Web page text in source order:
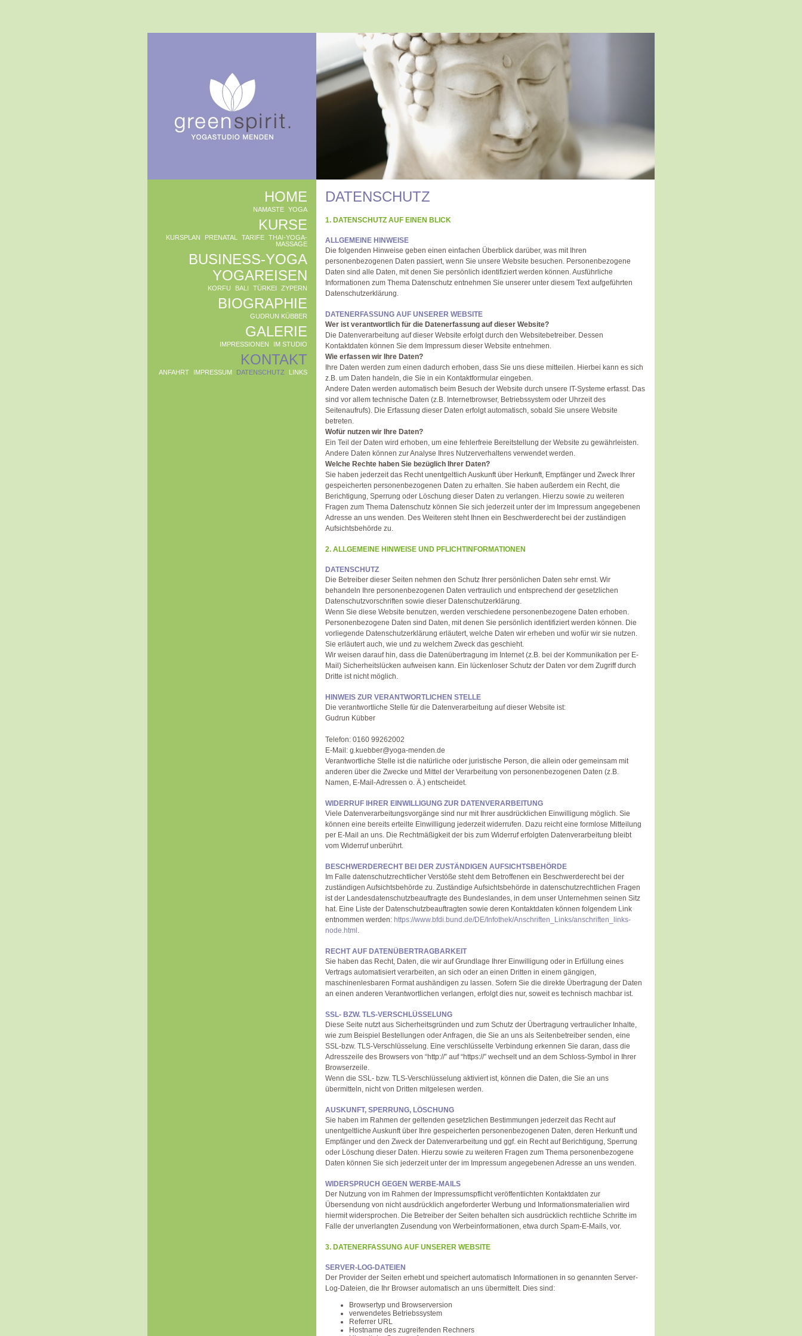
HOME
NAMASTE YOGA
KURSE
KURSPLAN PRENATAL TARIFE THAI-YOGA-
MASSAGE
BUSINESS-YOGA
YOGAREISEN
KORFU BALI TÜRKEI ZYPERN
BIOGRAPHIE
GUDRUN KÜBBER
GALERIE
IMPRESSIONEN IM STUDIO
KONTAKT
ANFAHRT IMPRESSUM DATENSCHUTZ LINKS
DATENSCHUTZ
1. DATENSCHUTZ AUF EINEN BLICK
ALLGEMEINE HINWEISE
Die folgenden Hinweise geben einen einfachen Überblick darüber, was mit Ihren
personenbezogenen Daten passiert, wenn Sie unsere Website besuchen. Personenbezogene
Daten sind alle Daten, mit denen Sie persönlich identifiziert werden können. Ausführliche
Informationen zum Thema Datenschutz entnehmen Sie unserer unter diesem Text aufgeführten
Datenschutzerklärung.
DATENERFASSUNG AUF UNSERER WEBSITE
Wer ist verantwortlich für die Datenerfassung auf dieser Website?
Die Datenverarbeitung auf dieser Website erfolgt durch den Websitebetreiber. Dessen
Kontaktdaten können Sie dem Impressum dieser Website entnehmen.
Wie erfassen wir Ihre Daten?
Ihre Daten werden zum einen dadurch erhoben, dass Sie uns diese mitteilen. Hierbei kann es sich
z.B. um Daten handeln, die Sie in ein Kontaktformular eingeben.
Andere Daten werden automatisch beim Besuch der Website durch unsere IT-Systeme erfasst. Das
sind vor allem technische Daten (z.B. Internetbrowser, Betriebssystem oder Uhrzeit des
Seitenaufrufs). Die Erfassung dieser Daten erfolgt automatisch, sobald Sie unsere Website
betreten.
Wofür nutzen wir Ihre Daten?
Ein Teil der Daten wird erhoben, um eine fehlerfreie Bereitstellung der Website zu gewährleisten.
Andere Daten können zur Analyse Ihres Nutzerverhaltens verwendet werden.
Welche Rechte haben Sie bezüglich Ihrer Daten?
Sie haben jederzeit das Recht unentgeltlich Auskunft über Herkunft, Empfänger und Zweck Ihrer
gespeicherten personenbezogenen Daten zu erhalten. Sie haben außerdem ein Recht, die
Berichtigung, Sperrung oder Löschung dieser Daten zu verlangen. Hierzu sowie zu weiteren
Fragen zum Thema Datenschutz können Sie sich jederzeit unter der im Impressum angegebenen
Adresse an uns wenden. Des Weiteren steht Ihnen ein Beschwerderecht bei der zuständigen
Aufsichtsbehörde zu.
2. ALLGEMEINE HINWEISE UND PFLICHTINFORMATIONEN
DATENSCHUTZ
Die Betreiber dieser Seiten nehmen den Schutz Ihrer persönlichen Daten sehr ernst. Wir
behandeln Ihre personenbezogenen Daten vertraulich und entsprechend der gesetzlichen
Datenschutzvorschriften sowie dieser Datenschutzerklärung.
Wenn Sie diese Website benutzen, werden verschiedene personenbezogene Daten erhoben.
Personenbezogene Daten sind Daten, mit denen Sie persönlich identifiziert werden können. Die
vorliegende Datenschutzerklärung erläutert, welche Daten wir erheben und wofür wir sie nutzen.
Sie erläutert auch, wie und zu welchem Zweck das geschieht.
Wir weisen darauf hin, dass die Datenübertragung im Internet (z.B. bei der Kommunikation per E-
Mail) Sicherheitslücken aufweisen kann. Ein lückenloser Schutz der Daten vor dem Zugriff durch
Dritte ist nicht möglich.
HINWEIS ZUR VERANTWORTLICHEN STELLE
Die verantwortliche Stelle für die Datenverarbeitung auf dieser Website ist:
Gudrun Kübber
Telefon: 0160 99262002
E-Mail: g.kuebber@yoga-menden.de
Verantwortliche Stelle ist die natürliche oder juristische Person, die allein oder gemeinsam mit
anderen über die Zwecke und Mittel der Verarbeitung von personenbezogenen Daten (z.B.
Namen, E-Mail-Adressen o. Ä.) entscheidet.
WIDERRUF IHRER EINWILLIGUNG ZUR DATENVERARBEITUNG
Viele Datenverarbeitungsvorgänge sind nur mit Ihrer ausdrücklichen Einwilligung möglich. Sie
können eine bereits erteilte Einwilligung jederzeit widerrufen. Dazu reicht eine formlose Mitteilung
per E-Mail an uns. Die Rechtmäßigkeit der bis zum Widerruf erfolgten Datenverarbeitung bleibt
vom Widerruf unberührt.
BESCHWERDERECHT BEI DER ZUSTÄNDIGEN AUFSICHTSBEHÖRDE
Im Falle datenschutzrechtlicher Verstöße steht dem Betroffenen ein Beschwerderecht bei der
zuständigen Aufsichtsbehörde zu. Zuständige Aufsichtsbehörde in datenschutzrechtlichen Fragen
ist der Landesdatenschutzbeauftragte des Bundeslandes, in dem unser Unternehmen seinen Sitz
hat. Eine Liste der Datenschutzbeauftragten sowie deren Kontaktdaten können folgendem Link
entnommen werden: https://www.bfdi.bund.de/DE/Infothek/Anschriften_Links/anschriften_links-
node.html .
RECHT AUF DATENÜBERTRAGBARKEIT
Sie haben das Recht, Daten, die wir auf Grundlage Ihrer Einwilligung oder in Erfüllung eines
Vertrags automatisiert verarbeiten, an sich oder an einen Dritten in einem gängigen,
maschinenlesbaren Format aushändigen zu lassen. Sofern Sie die direkte Übertragung der Daten
an einen anderen Verantwortlichen verlangen, erfolgt dies nur, soweit es technisch machbar ist.
SSL- BZW. TLS-VERSCHLÜSSELUNG
Diese Seite nutzt aus Sicherheitsgründen und zum Schutz der Übertragung vertraulicher Inhalte,
wie zum Beispiel Bestellungen oder Anfragen, die Sie an uns als Seitenbetreiber senden, eine
SSL-bzw. TLS-Verschlüsselung. Eine verschlüsselte Verbindung erkennen Sie daran, dass die
Adresszeile des Browsers von “http://” auf “https://” wechselt und an dem Schloss-Symbol in Ihrer
Browserzeile.
Wenn die SSL- bzw. TLS-Verschlüsselung aktiviert ist, können die Daten, die Sie an uns
übermitteln, nicht von Dritten mitgelesen werden.
AUSKUNFT, SPERRUNG, LÖSCHUNG
Sie haben im Rahmen der geltenden gesetzlichen Bestimmungen jederzeit das Recht auf
unentgeltliche Auskunft über Ihre gespeicherten personenbezogenen Daten, deren Herkunft und
Empfänger und den Zweck der Datenverarbeitung und ggf. ein Recht auf Berichtigung, Sperrung
oder Löschung dieser Daten. Hierzu sowie zu weiteren Fragen zum Thema personenbezogene
Daten können Sie sich jederzeit unter der im Impressum angegebenen Adresse an uns wenden.
WIDERSPRUCH GEGEN WERBE-MAILS
Der Nutzung von im Rahmen der Impressumspflicht veröffentlichten Kontaktdaten zur
Übersendung von nicht ausdrücklich angeforderter Werbung und Informationsmaterialien wird
hiermit widersprochen. Die Betreiber der Seiten behalten sich ausdrücklich rechtliche Schritte im
Falle der unverlangten Zusendung von Werbeinformationen, etwa durch Spam-E-Mails, vor.
3. DATENERFASSUNG AUF UNSERER WEBSITE
SERVER-LOG-DATEIEN
Der Provider der Seiten erhebt und speichert automatisch Informationen in so genannten Server-
Log-Dateien, die Ihr Browser automatisch an uns übermittelt. Dies sind:
Browsertyp und Browserversion
verwendetes Betriebssystem
Referrer URL
Hostname des zugreifenden Rechners